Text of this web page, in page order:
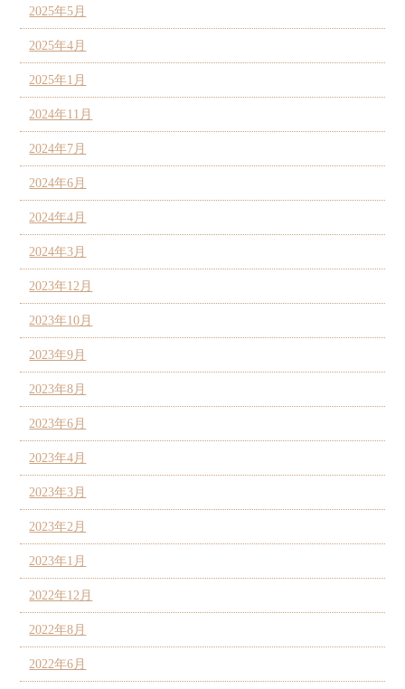
2025年5月
2025年4月
2025年1月
2024年11月
2024年7月
2024年6月
2024年4月
2024年3月
2023年12月
2023年10月
2023年9月
2023年8月
2023年6月
2023年4月
2023年3月
2023年2月
2023年1月
2022年12月
2022年8月
2022年6月